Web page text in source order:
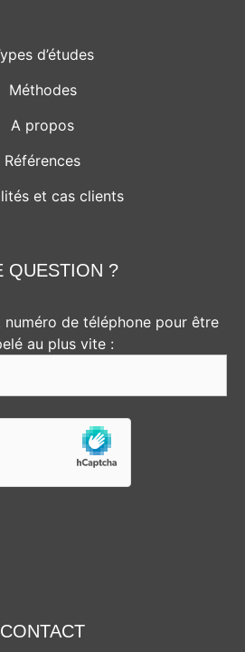
d’études
Méthodes
A propos
Références
et cas clients
QUESTION ?
de téléphone pour être
au plus vite :
CONTACT